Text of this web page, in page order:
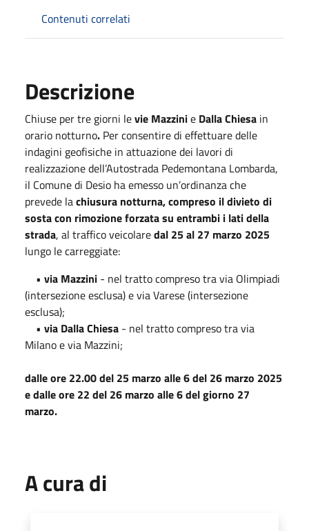
Contenuti correlati
Descrizione
Chiuse per tre giorni levie Mazzinie Dalla Chiesa in
orario notturno. Per consentire di effettuare delle
indagini geofisiche in attuazione dei lavori di
realizzazione dell’Autostrada Pedemontana Lombarda,
il Comune di Desio ha emesso un’ordinanza che
prevede lachiusura notturna, compreso il divieto di
sosta con rimozione forzata su entrambi i lati della
strada, al traffico veicolaredal 25 al 27 marzo 2025
lungo le carreggiate:
• via Mazzini - nel tratto compreso tra via Olimpiadi
(intersezione esclusa) e via Varese (intersezione
esclusa);
• via Dalla Chiesa - nel tratto compreso tra via
Milano e via Mazzini;
dalle ore 22.00 del 25 marzo alle 6 del 26 marzo 2025
e dalle ore 22 del 26 marzo alle 6 del giorno 27
marzo.
A cura di